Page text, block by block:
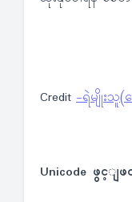
Credit -ရဲမျိုးသူ(
Unicode ဖွင့ျဖ